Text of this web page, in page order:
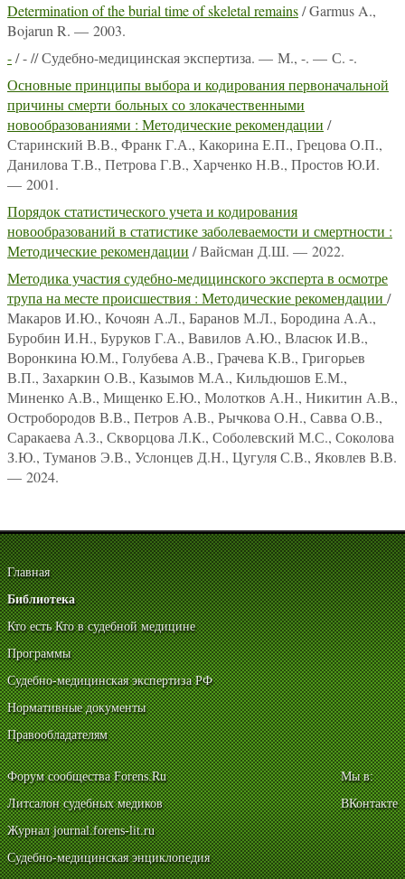
Determination of the burial time of skeletal remains/ Garmus A.,
Bojarun R. — 2003.
-/ - // Судебно-медицинская экспертиза. — М., -. — С. -.
Основные принципы выбора и кодирования первоначальной
причины смерти больных со злокачественными
новообразованиями : Методические рекомендации /
Старинский В.В., Франк Г.А., Какорина Е.П., Грецова О.П.,
Данилова Т.В., Петрова Г.В., Харченко Н.В., Простов Ю.И.
— 2001.
Порядок статистического учета и кодирования
новообразований в статистике заболеваемости и смертности :
Методические рекомендации / Вайсман Д.Ш. — 2022.
Методика участия судебно-медицинского эксперта в осмотре
трупа на месте происшествия : Методические рекомендации /
Макаров И.Ю., Кочоян А.Л., Баранов М.Л., Бородина А.А.,
Буробин И.Н., Буруков Г.А., Вавилов А.Ю., Власюк И.В.,
Воронкина Ю.М., Голубева А.В., Грачева К.В., Григорьев
В.П., Захаркин О.В., Казымов М.А., Кильдюшов Е.М.,
Миненко А.В., Мищенко Е.Ю., Молотков А.Н., Никитин А.В.,
Остробородов В.В., Петров А.В., Рычкова О.Н., Савва О.В.,
Саракаева А.З., Скворцова Л.К., Соболевский М.С., Соколова
З.Ю., Туманов Э.В., Услонцев Д.Н., Цугуля С.В., Яковлев В.В.
— 2024.
Главная
Библиотека
Кто есть Кто в судебной медицине
Программы
Судебно-медицинская экспертиза РФ
Нормативные документы
Правообладателям
Форум сообщества Forens.Ru
Литсалон судебных медиков
Журнал journal.forens-lit.ru
Судебно-медицинская энциклопедия
Мы в:
ВКонтакте